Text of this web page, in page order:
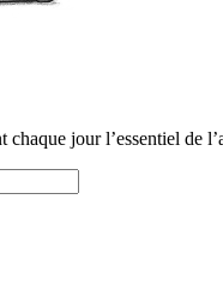
jour l’essentiel de